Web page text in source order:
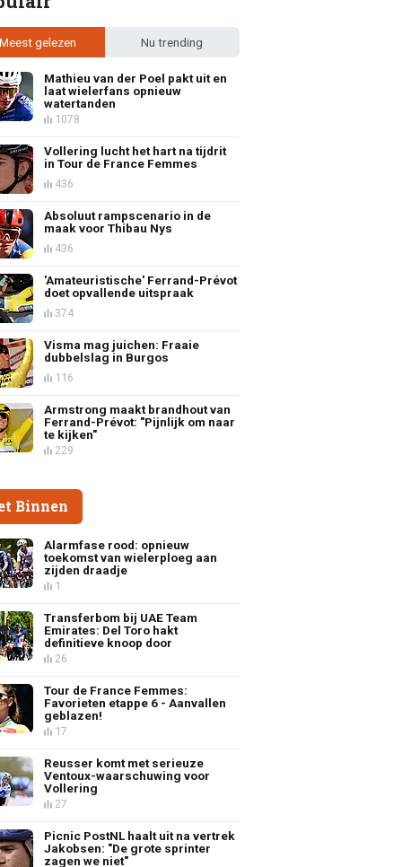
gelezen Nu trending
Mathieu van der Poel pakt uit en
laat wielerfans opnieuw
watertanden
1078
Vollering lucht het hart na tijdrit
in Tour de France Femmes
436
Absoluut rampscenario in de
maak voor Thibau Nys
436
'Amateuristische' Ferrand-Prévot
doet opvallende uitspraak
374
Visma mag juichen: Fraaie
dubbelslag in Burgos
116
Armstrong maakt brandhout van
Ferrand-Prévot: "Pijnlijk om naar
te kijken"
229
Binnen
Alarmfase rood: opnieuw
toekomst van wielerploeg aan
zijden draadje
1
Transferbom bij UAE Team
Emirates: Del Toro hakt
definitieve knoop door
26
Tour de France Femmes:
Favorieten etappe 6 - Aanvallen
geblazen!
17
Reusser komt met serieuze
Ventoux-waarschuwing voor
Vollering
27
Picnic PostNL haalt uit na vertrek
Jakobsen: "De grote sprinter
zagen we niet"